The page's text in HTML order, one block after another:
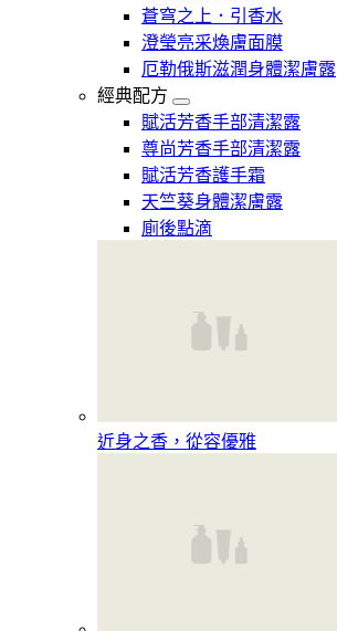
蒼穹之上．引香水
澄瑩亮采煥膚面膜
厄勒俄斯滋潤身體潔膚露
經典配方
賦活芳香手部清潔露
尊尚芳香手部清潔露
賦活芳香護手霜
天竺葵身體潔膚露
廁後點滴
近身之香，從容優雅